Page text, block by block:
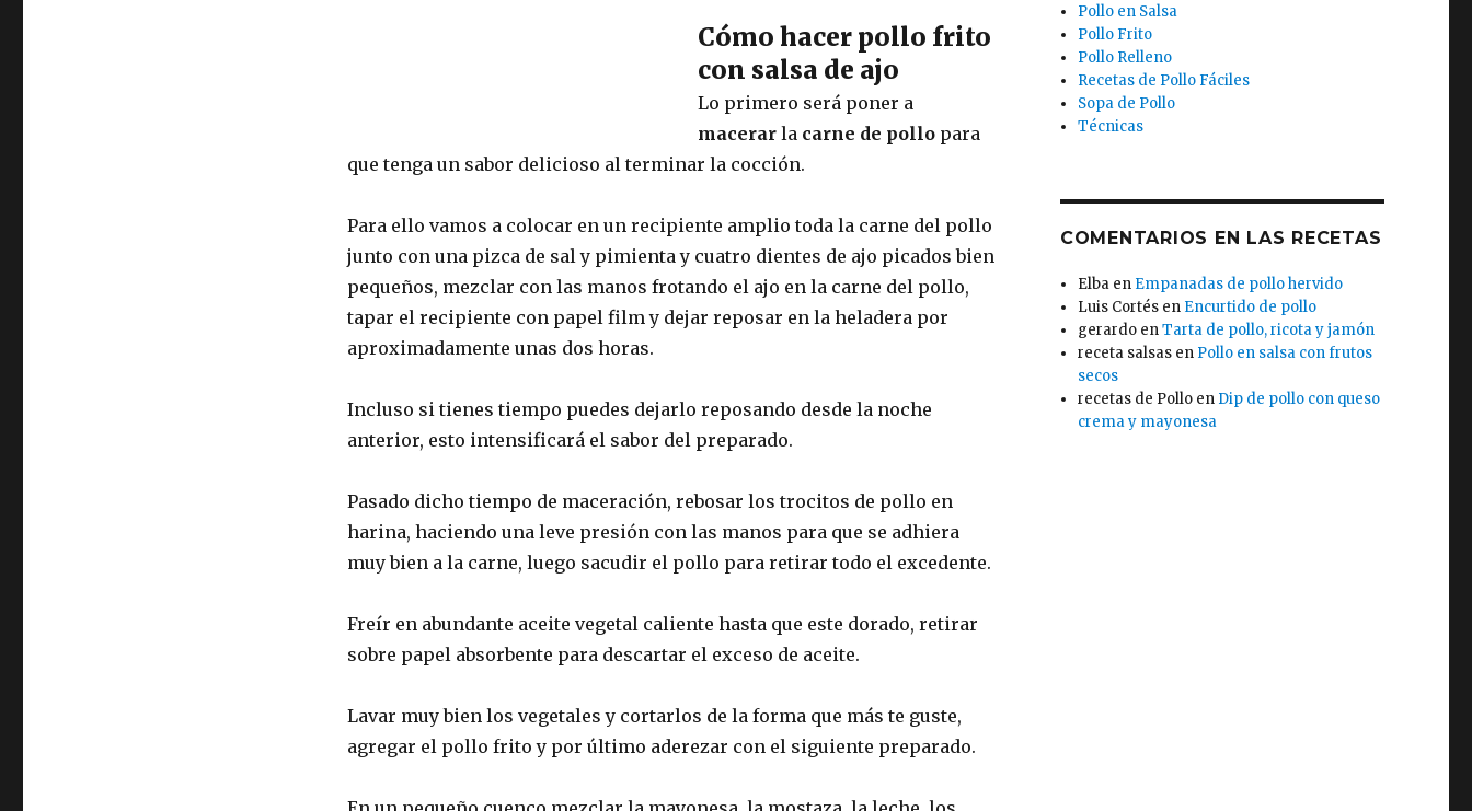
Cómo hacer pollo frito
con salsa de ajo
Lo primero será poner a
macerarla carne de pollopara
que tenga un sabor delicioso al terminar la cocción.
Para ello vamos a colocar en un recipiente amplio toda la carne del pollo
junto con una pizca de sal y pimienta y cuatro dientes de ajo picados bien
pequeños, mezclar con las manos frotando el ajo en la carne del pollo,
tapar el recipiente con papel film y dejar reposar en la heladera por
aproximadamente unas dos horas.
Incluso si tienes tiempo puedes dejarlo reposando desde la noche
anterior, esto intensificará el sabor del preparado.
Pasado dicho tiempo de maceración, rebosar los trocitos de pollo en
harina, haciendo una leve presión con las manos para que se adhiera
muy bien a la carne, luego sacudir el pollo para retirar todo el excedente.
Freír en abundante aceite vegetal caliente hasta que este dorado, retirar
sobre papel absorbente para descartar el exceso de aceite.
Lavar muy bien los vegetales y cortarlos de la forma que más te guste,
agregar el pollo frito y por último aderezar con el siguiente preparado.
Pollo en Salsa
Pollo Frito
Pollo Relleno
Recetas de Pollo Fáciles
Sopa de Pollo
Técnicas
COMENTARIOS EN LAS RECETAS
Elba en Empanadas de pollo hervido
Luis Cortés en Encurtido de pollo
gerardo enTarta de pollo, ricota y jamón
receta salsas en Pollo en salsa con frutos
secos
recetas de Pollo en Dip de pollo con queso
crema y mayonesa